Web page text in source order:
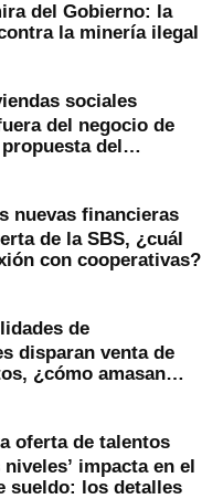
del Gobierno: la
la minería ilegal
sociales
del negocio de
del
nuevas financieras
de la SBS, ¿cuál
con cooperativas?
de
disparan venta de
¿cómo amasan
oferta de talentos
niveles’ impacta en el
sueldo: los detalles